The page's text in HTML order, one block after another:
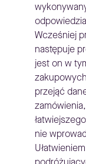
Wcześniej
następuje
jest on w
przejąć
nie